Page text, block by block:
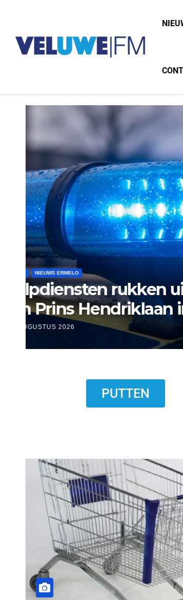
NIEUWS NIEUWS ERMELO
Museum Het
Harderwijkse
6 AUGUSTUS 2026
PUTTEN